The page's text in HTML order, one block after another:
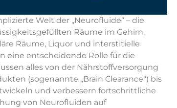
Welt der „Neurofluide“ – die
Räume im Gehirn,
Räume, Liquor und interstitielle
eine entscheidende Rolle für die
alles von der Nährstoffversorgung
(sogenannte „Brain Clearance“) bis
und verbessern fortschrittliche
von Neurofluiden auf